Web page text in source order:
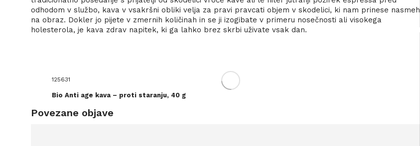
125631
Bio Anti age kava – proti staranju, 40 g
odhodom v službo, kava v vsakršni obliki velja za pravi pravcati objem v skodelici, ki nam prinese nasmeh
na obraz. Dokler jo pijete v zmernih količinah in se ji izogibate v primeru nosečnosti ali visokega
holesterola, je kava zdrav napitek, ki ga lahko brez skrbi uživate vsak dan.
Povezane objave